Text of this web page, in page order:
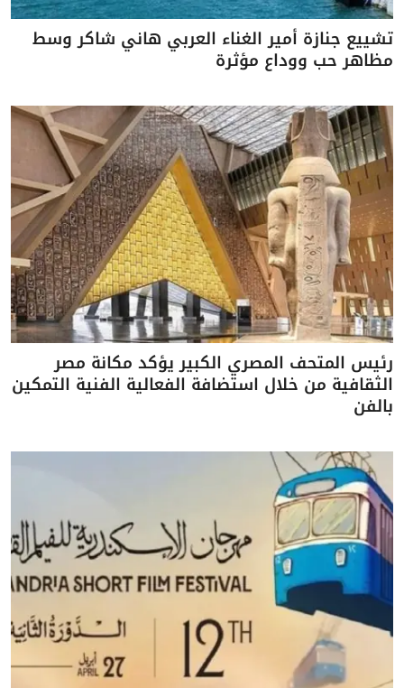
تشييع جنازة أمير الغناء العربي هاني شاكر وسط
مظاهر حب ووداع مؤثرة
رئيس المتحف المصري الكبير يؤكد مكانة مصر
الثقافية من خلال استضافة الفعالية الفنية التمكين
بالفن